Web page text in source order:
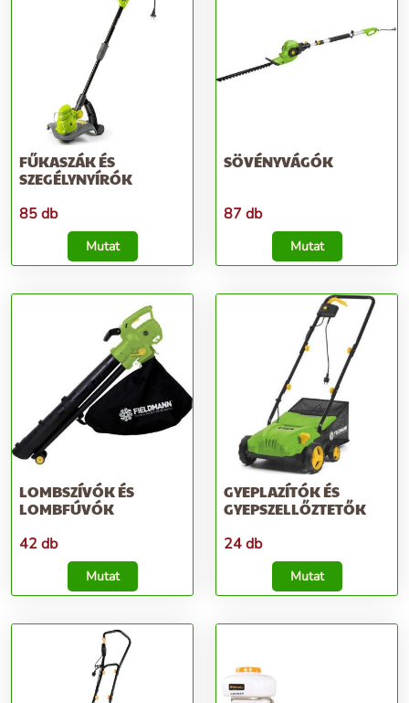
FŰKASZÁK ÉS
SZEGÉLYNYÍRÓK
85 db
Mutat
SÖVÉNYVÁGÓK
87 db
Mutat
LOMBSZÍVÓK ÉS
LOMBFÚVÓK
42 db
Mutat
GYEPLAZÍTÓK ÉS
GYEPSZELLŐZTETŐK
24 db
Mutat